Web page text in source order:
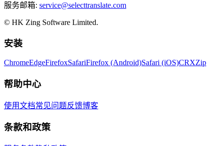
服务邮箱: service@selecttranslate.com
© HK Zing Software Limited.
安装
ChromeEdgeFirefoxSafariFirefox (Android)Safari (iOS)CRXZip
帮助中心
使用文档常见问题反馈博客
条款和政策